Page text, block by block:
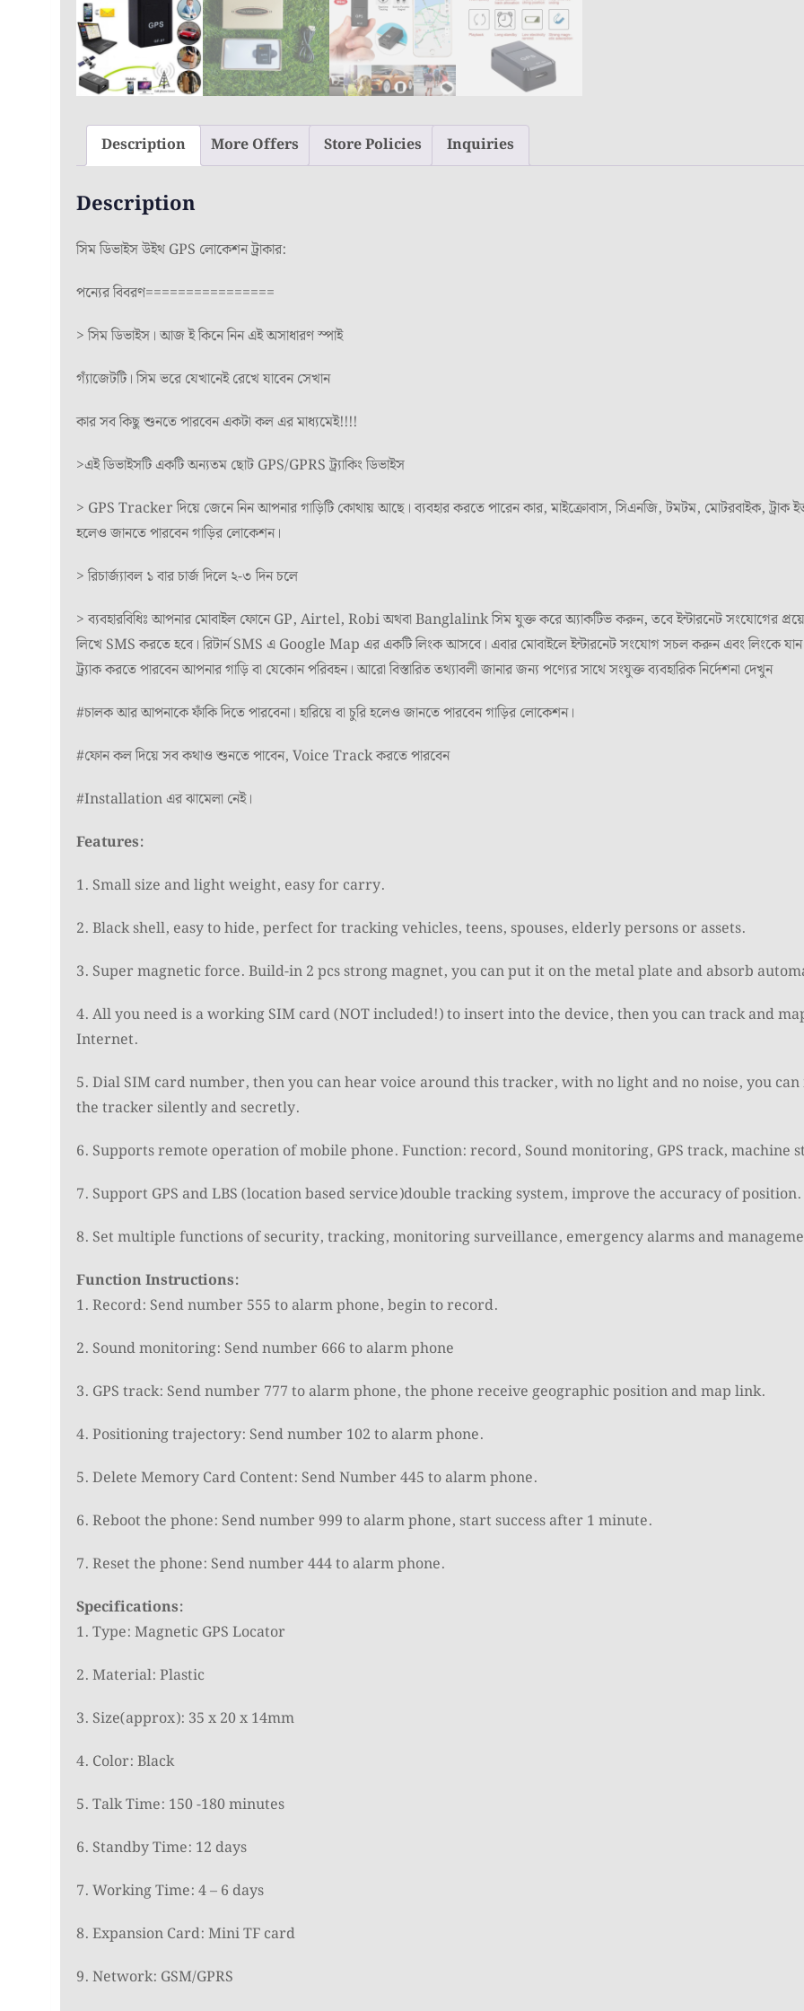
Description More Offers Store Policies Inquiries
Description
সিম ডিভাইস উইথ GPS লোকেশন ট্রাকার:
পন্যের বিবরণ================
> সিম ডিভাইস। আজ ই কিনে নিন এই অসাধারণ স্পাই
গ্যাঁজেটটি। সিম ভরে যেখানেই রেখে যাবেন সেখান
কার সব কিছু শুনতে পারবেন একটা কল এর মাধ্যমেই!!!!
>এই ডিভাইসটি একটি অন্যতম ছোট GPS/GPRS ট্র্যাকিং ডিভাইস
> GPS Tracker দিয়ে জেনে নিন আপনার গাড়িটি কোথায় আছে। ব্যবহার করতে পারেন কার, মাইক্রোবাস, সিএনজি, টমটম, মোটরবাইক, ট্রাক
হলেও জানতে পারবেন গাড়ির লোকেশন।
> রিচার্জ্যাবল ১ বার চার্জ দিলে ২-৩ দিন চলে
> ব্যবহারবিধিঃ আপনার মোবাইল ফোনে GP, Airtel, Robi অথবা Banglalink সিম যুক্ত করে অ্যাকটিভ করুন, তবে ইন্টারনেট সংযোগের
লিখে SMS করতে হবে। রিটার্ন SMS এ Google Map এর একটি লিংক আসবে। এবার মোবাইলে ইন্টারনেট সংযোগ সচল করুন এবং লিংকে
ট্র্যাক করতে পারবেন আপনার গাড়ি বা যেকোন পরিবহন। আরো বিস্তারিত তথ্যাবলী জানার জন্য পণ্যের সাথে সংযুক্ত ব্যবহারিক নির্দেশনা দেখুন
#চালক আর আপনাকে ফাঁকি দিতে পারবেনা। হারিয়ে বা চুরি হলেও জানতে পারবেন গাড়ির লোকেশন।
#ফোন কল দিয়ে সব কথাও শুনতে পাবেন, Voice Track করতে পারবেন
#Installation এর ঝামেলা নেই।
Features:
1. Small size and light weight, easy for carry.
2. Black shell, easy to hide, perfect for tracking vehicles, teens, spouses, elderly persons or assets.
3. Super magnetic force. Build-in 2 pcs strong magnet, you can put it on the metal plate and absorb
4. All you need is a working SIM card (NOT included!) to insert into the device, then you can track and
Internet.
5. Dial SIM card number, then you can hear voice around this tracker, with no light and no noise, you
the tracker silently and secretly.
6. Supports remote operation of mobile phone. Function: record, Sound monitoring, GPS track, machine
7. Support GPS and LBS (location based service)double tracking system, improve the accuracy of position.
8. Set multiple functions of security, tracking, monitoring surveillance, emergency alarms and
Function Instructions:
1. Record: Send number 555 to alarm phone, begin to record.
2. Sound monitoring: Send number 666 to alarm phone
3. GPS track: Send number 777 to alarm phone, the phone receive geographic position and map link.
4. Positioning trajectory: Send number 102 to alarm phone.
5. Delete Memory Card Content: Send Number 445 to alarm phone.
6. Reboot the phone: Send number 999 to alarm phone, start success after 1 minute.
7. Reset the phone: Send number 444 to alarm phone.
Specifications:
1. Type: Magnetic GPS Locator
2. Material: Plastic
3. Size(approx): 35 x 20 x 14mm
4. Color: Black
5. Talk Time: 150 -180 minutes
6. Standby Time: 12 days
7. Working Time: 4 – 6 days
8. Expansion Card: Mini TF card
9. Network: GSM/GPRS